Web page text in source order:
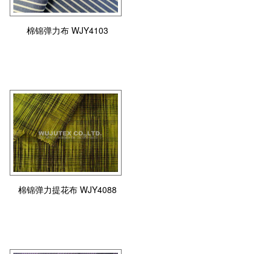
棉锦弹力布 WJY4103
棉锦弹力提花布 WJY4088